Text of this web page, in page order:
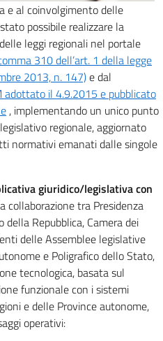
e al coinvolgimento delle
possibile realizzare la
leggi regionali nel portale
310 dell’art. 1 della legge
2013, n. 147)e dal
adottato il 4.9.2015 e pubblicato
, implementando un unico punto
regionale, aggiornato
normativi emanati dalle singole
giuridico/legislativa con
collaborazione tra Presidenza
Repubblica, Camera dei
delle Assemblee legislative
e Poligrafico dello Stato,
tecnologica, basata sul
funzionale con i sistemi
e delle Province autonome,
operativi: